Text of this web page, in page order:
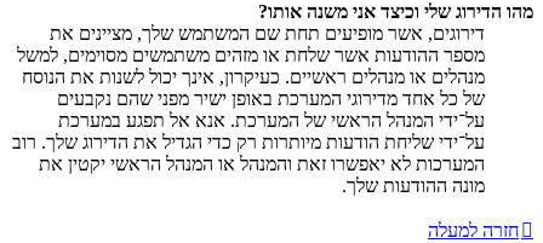
מהו הדירוג שלי וכיצד אני משנה אותו?
דירוגים, אשר מופיעים תחת שם המשתמש שלך, מציינים את
מספר ההודעות אשר שלחת או מזהים משתמשים מסוימים, למשל
מנהלים או מנהלים ראשיים. כעיקרון, אינך יכול לשנות את הנוסח
של כל אחד מדירוגי המערכת באופן ישיר מפני שהם נקבעים
על־ידי המנהל הראשי של המערכת. אנא אל תפגע במערכת
על־ידי שליחת הודעות מיותרות רק כדי הגדיל את הדירוג שלך. רוב
המערכות לא יאפשרו זאת והמנהל או המנהל הראשי יקטין את
מונה ההודעות שלך.
חזרה למעלה